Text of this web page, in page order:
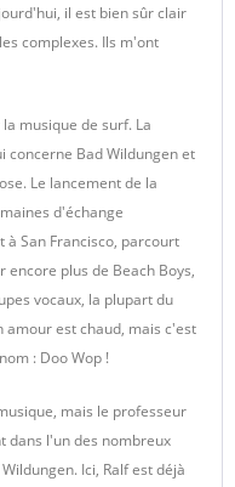
il est bien sûr clair
complexes. Ils m'ont
musique de surf. La
concerne Bad Wildungen et
Le lancement de la
d'échange
à San Francisco, parcourt
encore plus de Beach Boys,
vocaux, la plupart du
amour est chaud, mais c'est
: Doo Wop !
mais le professeur
dans l'un des nombreux
Ici, Ralf est déjà